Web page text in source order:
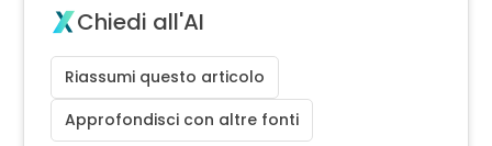
Chiedi all'AI
Riassumi questo articolo
Approfondisci con altre fonti